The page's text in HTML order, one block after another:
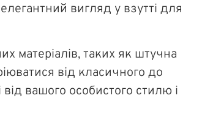
вигляд у взутті для
матеріалів, таких як штучна
від класичного до
вашого особистого стилю і